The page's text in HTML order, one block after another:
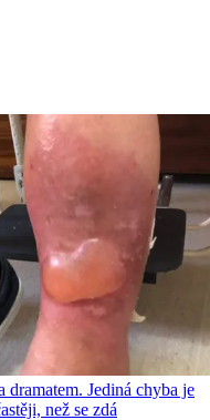
Jediná chyba je
než se zdá